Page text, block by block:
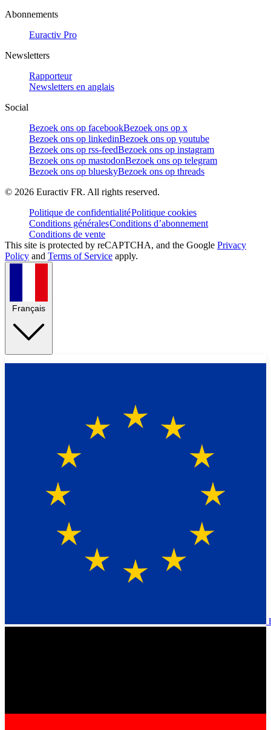
Abonnements
Euractiv Pro
Newsletters
Rapporteur
Newsletters en anglais
Social
Bezoek ons op facebookBezoek ons op x
Bezoek ons op linkedinBezoek ons op youtube
Bezoek ons op rss-feedBezoek ons op instagram
Bezoek ons op mastodonBezoek ons op telegram
Bezoek ons op blueskyBezoek ons op threads
© 2026 Euractiv FR. All rights reserved.
Politique de confidentialitéPolitique cookies
Conditions généralesConditions d’abonnement
Conditions de vente
This site is protected by reCAPTCHA, and the Google Privacy
Policy and Terms of Service apply.
Français